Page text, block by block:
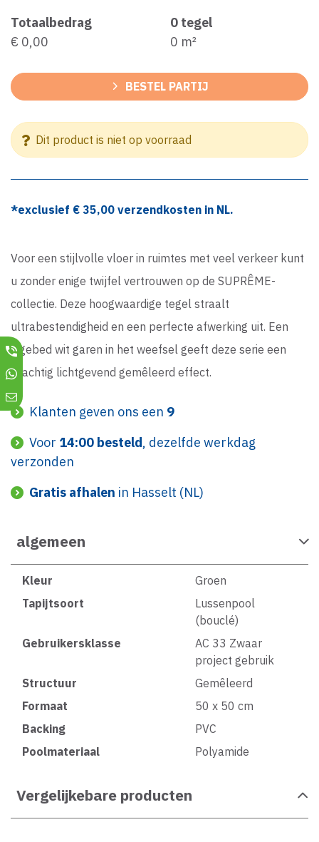
Totaalbedrag
€ 0,00
0 tegel
0 m²
BESTEL PARTIJ
Dit product is niet op voorraad
*exclusief € 35,00 verzendkosten in NL.
Voor een stijlvolle vloer in ruimtes met veel verkeer kunt
u zonder enige twijfel vertrouwen op de SUPRÊME-
collectie. Deze hoogwaardige tegel straalt
ultrabestendigheid en een perfecte afwerking uit. Een
ingebed wit garen in het weefsel geeft deze serie een
prachtig lichtgevend gemêleerd effect.
Klanten geven ons een 9
Voor 14:00 besteld, dezelfde werkdag
verzonden
Gratis afhalen in Hasselt (NL)
algemeen
Kleur
Groen
Tapijtsoort
Lussenpool
(bouclé)
Gebruikersklasse
AC 33 Zwaar
project gebruik
Structuur
Gemêleerd
Formaat
50 x 50 cm
Backing
PVC
Poolmateriaal
Polyamide
Vergelijkebare producten